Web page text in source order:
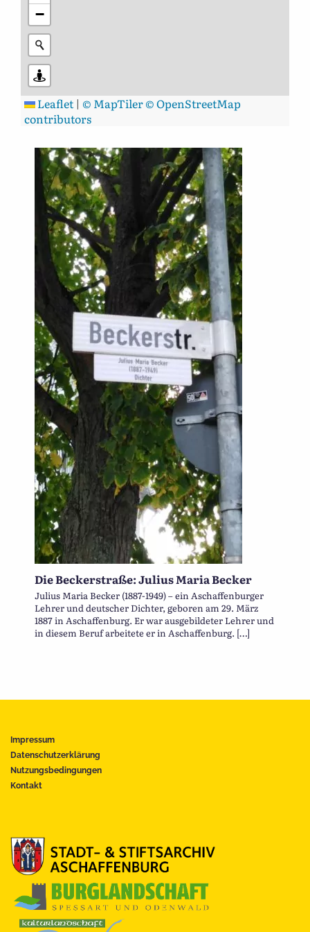
−
Leaflet | © MapTiler© OpenStreetMap
contributors
Die Beckerstraße: Julius Maria Becker
Julius Maria Becker (1887-1949) – ein Aschaffenburger
Lehrer und deutscher Dichter, geboren am 29. März
1887 in Aschaffenburg. Er war ausgebildeter Lehrer und
in diesem Beruf arbeitete er in Aschaffenburg. […]
Impressum
Datenschutzerklärung
Nutzungsbedingungen
Kontakt